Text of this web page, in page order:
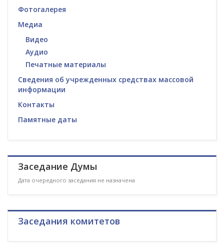
Фотогалерея
Медиа
Видео
Аудио
Печатные материалы
Сведения об учрежденных средствах массовой
информации
Контакты
Памятные даты
Заседание Думы
Дата очередного заседания не назначена
Заседания комитетов